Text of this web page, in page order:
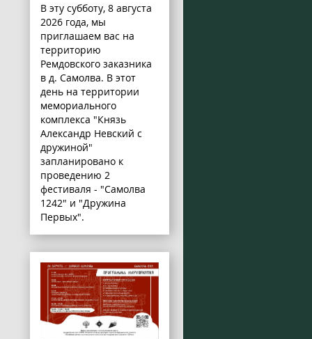
В эту субботу, 8 августа
2026 года, мы
приглашаем вас на
территорию
Ремдовского заказника
в д. Самолва. В этот
день на территории
мемориального
комплекса "Князь
Александр Невский с
дружиной"
запланировано к
проведению 2
фестиваля - "Самолва
1242" и "Дружина
Первых".